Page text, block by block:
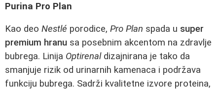
Purina Pro Plan
Kao deo Nestlé porodice, Pro Plan spada u super
premium hranu sa posebnim akcentom na zdravlje
bubrega. Linija Optirenaldizajnirana je tako da
smanjuje rizik od urinarnih kamenaca i podržava
funkciju bubrega. Sadrži kvalitetne izvore proteina,